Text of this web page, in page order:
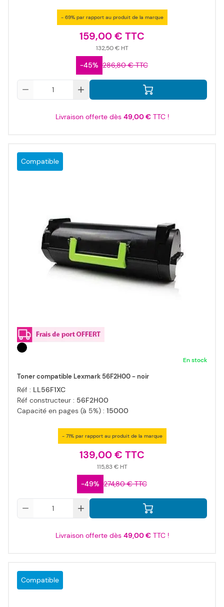
- 69% par rapport au produit de la marque
159,00 €
132,50 €
-45% 286,80 €
Livraison offerte dès 49,00 €TTC !
Compatible
En stock
Toner compatible Lexmark 56F2H00 - noir
Réf : LL56F1XC
Réf constructeur : 56F2H00
Capacité en pages (à 5%) : 15000
- 71% par rapport au produit de la marque
139,00 €
115,83 €
-49% 274,80 €
Livraison offerte dès 49,00 €TTC !
Compatible